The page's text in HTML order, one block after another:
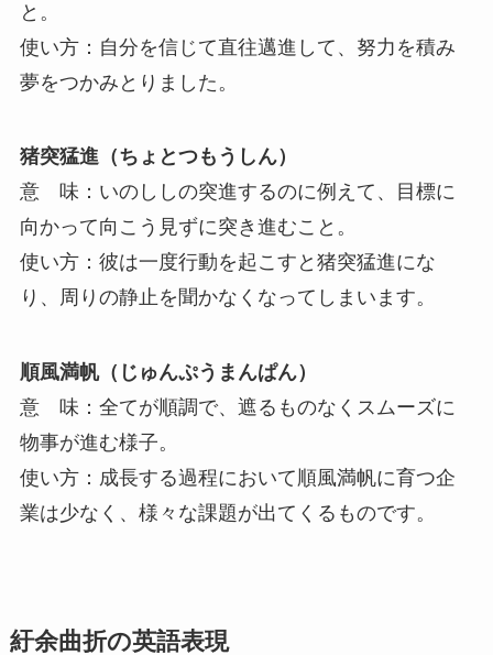
と。
使い方：自分を信じて直往邁進して、努力を積み
夢をつかみとりました。
猪突猛進（ちょとつもうしん）
意 味：いのししの突進するのに例えて、目標に
向かって向こう見ずに突き進むこと。
使い方：彼は一度行動を起こすと猪突猛進にな
り、周りの静止を聞かなくなってしまいます。
順風満帆（じゅんぷうまんぱん）
意 味：全てが順調で、遮るものなくスムーズに
物事が進む様子。
使い方：成長する過程において順風満帆に育つ企
業は少なく、様々な課題が出てくるものです。
紆余曲折の英語表現